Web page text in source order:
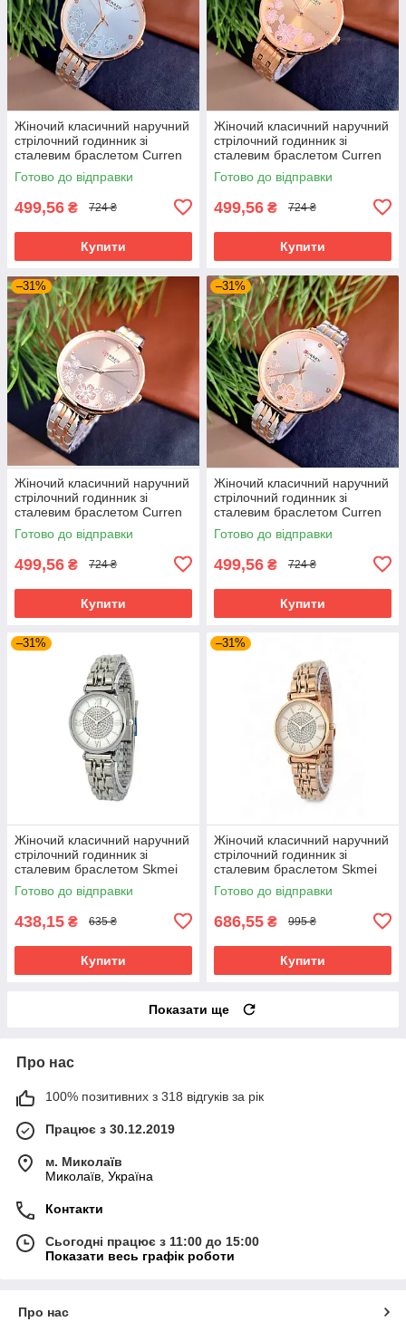
Жіночий класичний наручний
стрілочний годинник зі
сталевим браслетом Curren
C9068L Comb Blue
Готово до відправки
499,56 ₴ 724 ₴
Купити
Жіночий класичний наручний
стрілочний годинник зі
сталевим браслетом Curren
C9068L Gold
Готово до відправки
499,56 ₴ 724 ₴
Купити
–31%
Жіночий класичний наручний
стрілочний годинник зі
сталевим браслетом Curren
C9068L Comb Brown
Готово до відправки
499,56 ₴ 724 ₴
Купити
–31%
Жіночий класичний наручний
стрілочний годинник зі
сталевим браслетом Curren
C9068L Comb Gold
Готово до відправки
499,56 ₴ 724 ₴
Купити
–31%
Жіночий класичний наручний
стрілочний годинник зі
сталевим браслетом Skmei
1533 SI
Готово до відправки
438,15 ₴ 635 ₴
Купити
–31%
Жіночий класичний наручний
стрілочний годинник зі
сталевим браслетом Skmei
1533 RG Оригінал
Готово до відправки
686,55 ₴ 995 ₴
Купити
Показати ще
Про нас
100% позитивних з 318 відгуків за рік
Працює з 30.12.2019
м. Миколаїв
Миколаїв, Україна
Контакти
Сьогодні працює з 11:00 до 15:00
Показати весь графік роботи
Про нас